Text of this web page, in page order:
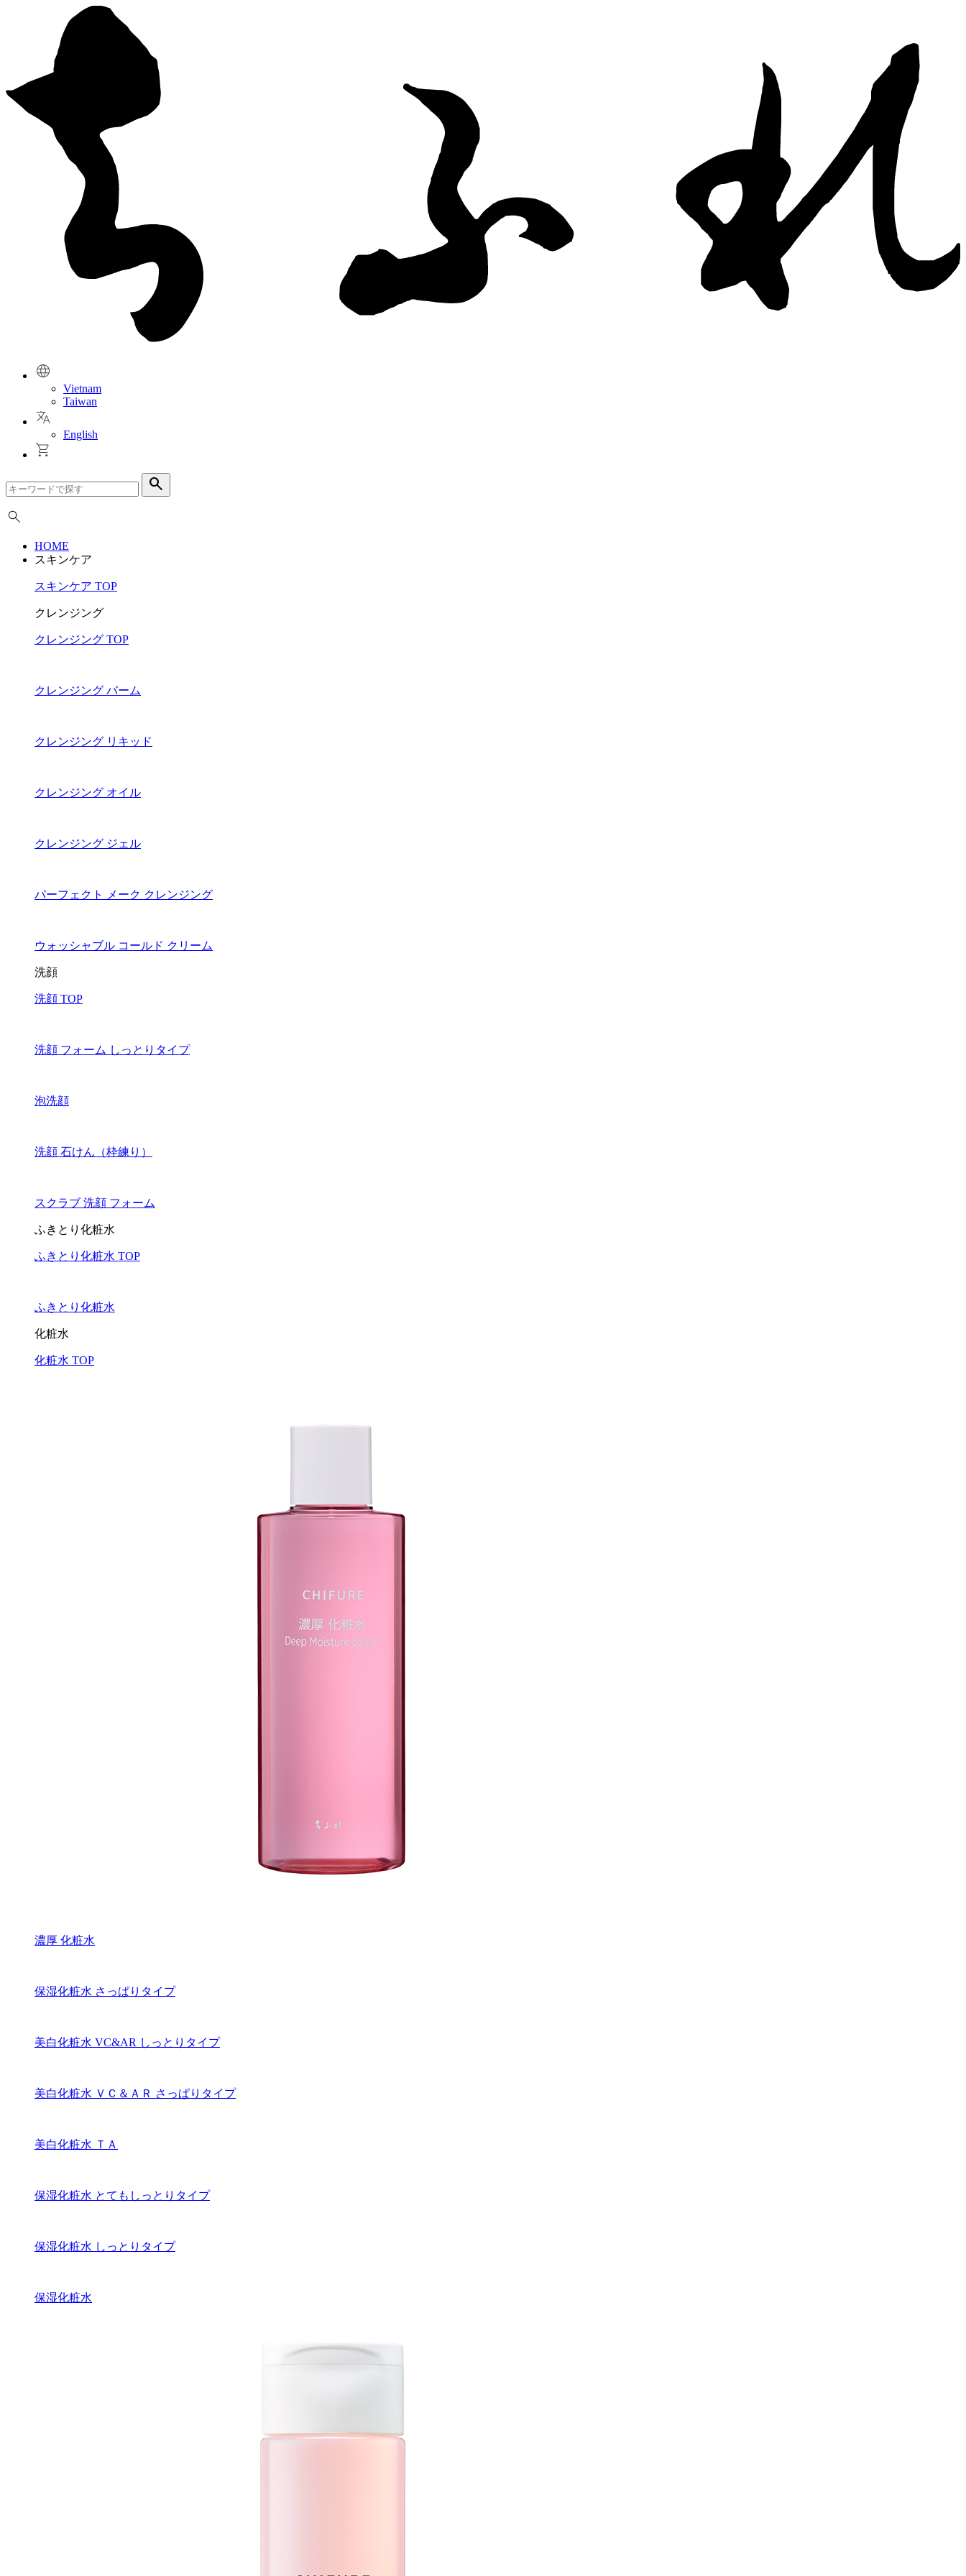
Vietnam
Taiwan
English
search
HOME
スキンケア
スキンケア TOP
クレンジング
クレンジング TOP
クレンジング バーム
クレンジング リキッド
クレンジング オイル
クレンジング ジェル
パーフェクト メーク クレンジング
ウォッシャブル コールド クリーム
洗顔
洗顔 TOP
洗顔 フォーム しっとりタイプ
泡洗顔
洗顔 石けん（枠練り）
スクラブ 洗顔 フォーム
ふきとり化粧水
ふきとり化粧水 TOP
ふきとり化粧水
化粧水
化粧水 TOP
濃厚 化粧水
保湿化粧水 さっぱりタイプ
美白化粧水 VC&AR しっとりタイプ
美白化粧水 ＶＣ＆ＡＲ さっぱりタイプ
美白化粧水 ＴＡ
保湿化粧水 とてもしっとりタイプ
保湿化粧水 しっとりタイプ
保湿化粧水